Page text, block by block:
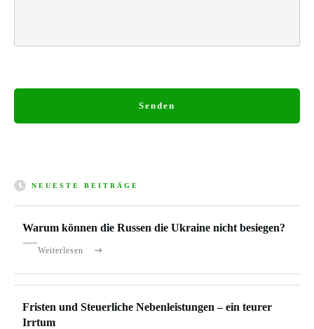
Senden
NEUESTE BEITRÄGE
Warum können die Russen die Ukraine nicht besiegen?
Weiterlesen
Fristen und Steuerliche Nebenleistungen – ein teurer
Irrtum